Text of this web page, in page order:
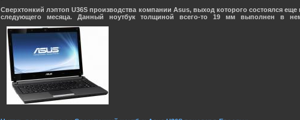
Сверхтонкий лэптопU36S производства компании Asus, выход которого состоялся
следующего месяца. Данный ноутбук толщиной всего-то 19 мм выполнен в